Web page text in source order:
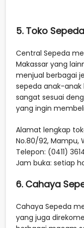
5. Toko
Central Sepeda
Makassar yang
menjual berbagai
sepeda anak-anak
sangat sesuai
yang ingin
Alamat lengkap
No.80/92, Mampu,
Telepon: (0411)
Jam buka: setiap
6. Cahaya
Cahaya Sepeda
yang juga